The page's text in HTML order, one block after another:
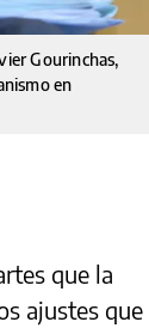
Gourinchas,
en
que la
ajustes que